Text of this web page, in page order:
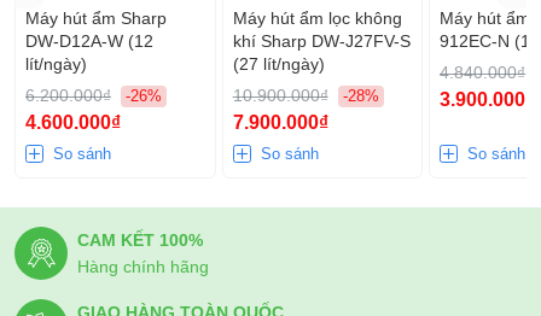
Máy hút ẩm Sharp
DW-D12A-W (12
lít/ngày)
6.200.000₫
-26%
4.600.000₫
So sánh
Máy hút ẩm lọc không
khí Sharp DW-J27FV-S
(27 lít/ngày)
10.900.000₫
-28%
7.900.000₫
So sánh
Máy hút ẩm
912EC-N
4.840.000₫
3.900.000₫
So sánh
CAM KẾT 100%
Hàng chính hãng
GIAO HÀNG TOÀN QUỐC